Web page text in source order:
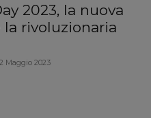
2023, la nuova
la rivoluzionaria
Maggio 2023